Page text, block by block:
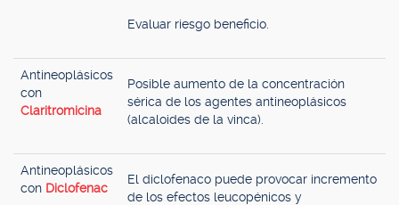
Evaluar riesgo beneficio.
Antineoplásicos
con
Claritromicina
Posible aumento de la concentración
sérica de los agentes antineoplásicos
(alcaloides de la vinca).
Antineoplásicos
con Diclofenac
El diclofenaco puede provocar incremento
de los efectos leucopénicos y